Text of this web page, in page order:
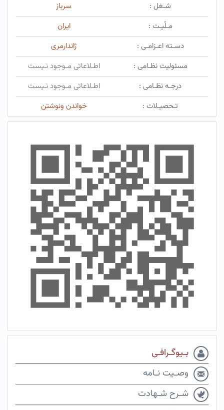
شـغل :
سرباز
مـلّیـت :
ایران
دسـته اعـزامـی :
ژاندارمری
مسئولیت نظـامی :
اطـلاعاتی مـوجود نـیست
درجـه نظـامی :
اطـلاعاتی مـوجود نـیست
تـحصیـلات :
خواندن ونوشتن
بـیوگـرافـی
وصـیت نـامه
شـرح شـهادت